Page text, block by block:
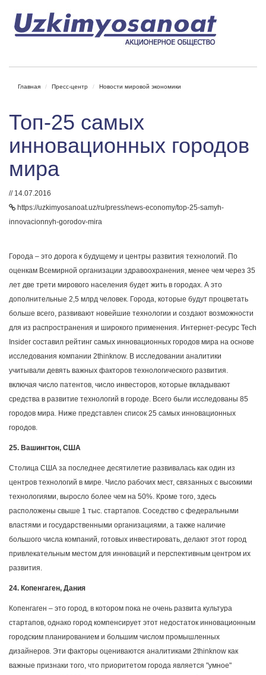
Главная Пресс-центр Новости мировой экономики
Топ-25 самых
инновационных городов
мира
// 14.07.2016
https://uzkimyosanoat.uz/ru/press/news-economy/top-25-samyh-
innovacionnyh-gorodov-mira
Города – это дорога к будущему и центры развития технологий. По
оценкам Всемирной организации здравоохранения, менее чем через 35
лет две трети мирового населения будет жить в городах. А это
дополнительные 2,5 млрд человек. Города, которые будут процветать
больше всего, развивают новейшие технологии и создают возможности
для из распространения и широкого применения. Интернет-ресурс Tech
Insider составил рейтинг самых инновационных городов мира на основе
исследования компании 2thinknow. В исследовании аналитики
учитывали девять важных факторов технологического развития.
включая число патентов, число инвесторов, которые вкладывают
средства в развитие технологий в городе. Всего были исследованы 85
городов мира. Ниже представлен список 25 самых инновационных
городов.
25. Вашингтон, США
Столица США за последнее десятилетие развивалась как один из
центров технологий в мире. Число рабочих мест, связанных с высокими
технологиями, выросло более чем на 50%. Кроме того, здесь
расположены свыше 1 тыс. стартапов. Соседство с федеральными
властями и государственными организациями, а также наличие
большого числа компаний, готовых инвестировать, делают этот город
привлекательным местом для инноваций и перспективным центром их
развития.
24. Копенгаген, Дания
Копенгаген – это город, в котором пока не очень развита культура
стартапов, однако город компенсирует этот недостаток инновационным
городским планированием и большим числом промышленных
дизайнеров. Эти факторы оцениваются аналитиками 2thinknow как
важные признаки того, что приоритетом города является "умное"